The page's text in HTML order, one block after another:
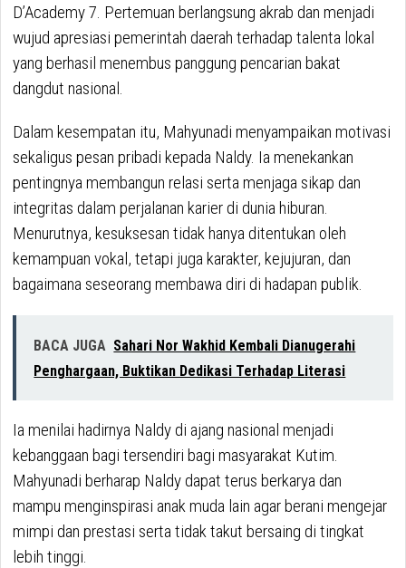
D’Academy 7. Pertemuan berlangsung akrab dan menjadi
wujud apresiasi pemerintah daerah terhadap talenta lokal
yang berhasil menembus panggung pencarian bakat
dangdut nasional.
Dalam kesempatan itu, Mahyunadi menyampaikan motivasi
sekaligus pesan pribadi kepada Naldy. Ia menekankan
pentingnya membangun relasi serta menjaga sikap dan
integritas dalam perjalanan karier di dunia hiburan.
Menurutnya, kesuksesan tidak hanya ditentukan oleh
kemampuan vokal, tetapi juga karakter, kejujuran, dan
bagaimana seseorang membawa diri di hadapan publik.
BACA JUGA Sahari Nor Wakhid Kembali Dianugerahi
Penghargaan, Buktikan Dedikasi Terhadap Literasi
Ia menilai hadirnya Naldy di ajang nasional menjadi
kebanggaan bagi tersendiri bagi masyarakat Kutim.
Mahyunadi berharap Naldy dapat terus berkarya dan
mampu menginspirasi anak muda lain agar berani mengejar
mimpi dan prestasi serta tidak takut bersaing di tingkat
lebih tinggi.